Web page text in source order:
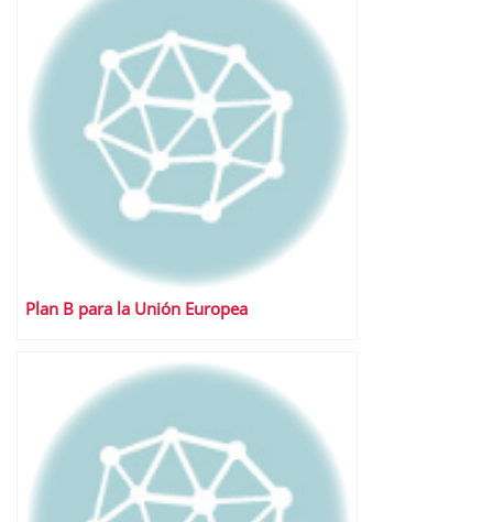
Plan B para la Unión Europea